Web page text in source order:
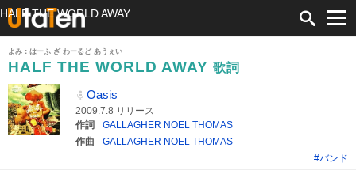
よみ：はーふ ざ わーるど あうぇい
HALF THE WORLD AWAY 歌詞
Oasis
2009.7.8 リリース
作詞
GALLAGHER NOEL THOMAS
作曲
GALLAGHER NOEL THOMAS
#バンド